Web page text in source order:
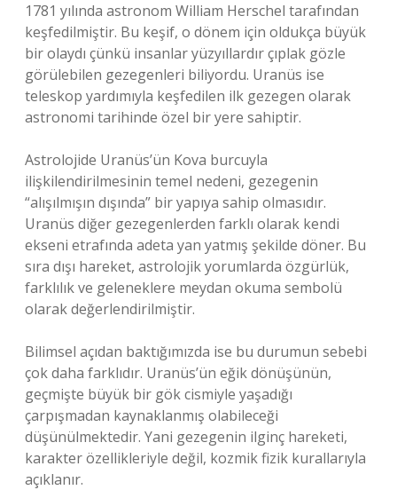
1781 yılında astronom William Herschel tarafından
keşfedilmiştir. Bu keşif, o dönem için oldukça büyük
bir olaydı çünkü insanlar yüzyıllardır çıplak gözle
görülebilen gezegenleri biliyordu. Uranüs ise
teleskop yardımıyla keşfedilen ilk gezegen olarak
astronomi tarihinde özel bir yere sahiptir.
Astrolojide Uranüs’ün Kova burcuyla
ilişkilendirilmesinin temel nedeni, gezegenin
“alışılmışın dışında” bir yapıya sahip olmasıdır.
Uranüs diğer gezegenlerden farklı olarak kendi
ekseni etrafında adeta yan yatmış şekilde döner. Bu
sıra dışı hareket, astrolojik yorumlarda özgürlük,
farklılık ve geleneklere meydan okuma sembolü
olarak değerlendirilmiştir.
Bilimsel açıdan baktığımızda ise bu durumun sebebi
çok daha farklıdır. Uranüs’ün eğik dönüşünün,
geçmişte büyük bir gök cismiyle yaşadığı
çarpışmadan kaynaklanmış olabileceği
düşünülmektedir. Yani gezegenin ilginç hareketi,
karakter özellikleriyle değil, kozmik fizik kurallarıyla
açıklanır.